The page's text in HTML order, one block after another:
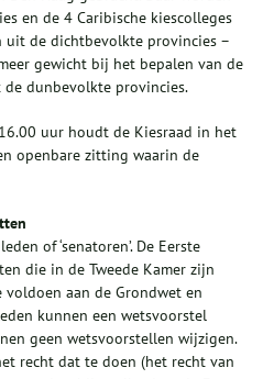
en de 4 Caribische kiescolleges
uit de dichtbevolkte provincies –
gewicht bij het bepalen van de
dunbevolkte provincies.
uur houdt de Kiesraad in het
openbare zitting waarin de
of ‘senatoren’. De Eerste
die in de Tweede Kamer zijn
aan de Grondwet en
kunnen een wetsvoorstel
geen wetsvoorstellen wijzigen.
recht dat te doen (het recht van